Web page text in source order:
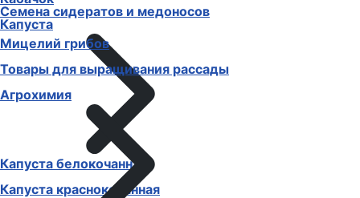
Капуста
Капуста белокочанная
Капуста краснокочанная
Семена сидератов и медоносов
Мицелий грибов
Товары для выращивания рассады
Агрохимия